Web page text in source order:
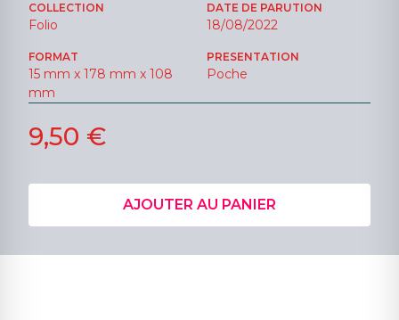
COLLECTION
Folio
DATE DE PARUTION
18/08/2022
FORMAT
15 mm x 178 mm x 108
mm
PRESENTATION
Poche
9,50 €
AJOUTER AU PANIER